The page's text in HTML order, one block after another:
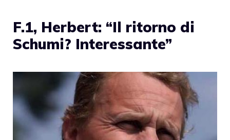
F.1, Herbert: “Il ritorno di
Schumi? Interessante”